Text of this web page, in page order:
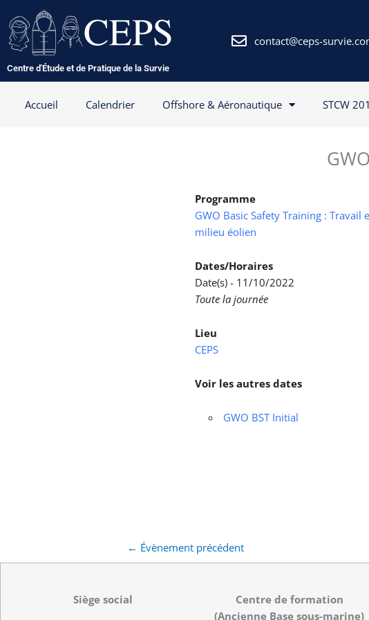
au
contenu
Centre d'Étude et de Pratique de la Survie
contact@ceps-
Accueil Calendrier Offshore & Aéronautique STCW
Programme
GWO Basic Safety Training : Travail
milieu éolien
Dates/Horaires
Date(s) - 11/10/2022
Toute la journée
Lieu
CEPS
Voir les autres dates
GWO BST Initial
← Évènement précédent
Siège social
Centre de formation
(Ancienne Base sous-marine)